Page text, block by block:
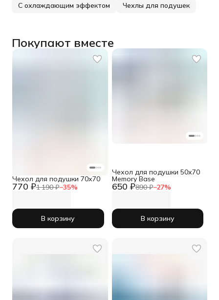
С охлаждающим эффектом Чехлы для подушек
Покупают вместе
770 ₽1 190 ₽−35%
Чехол для подушки 70х70
В корзину
650 ₽890 ₽−27%
Чехол для подушки 50х70
Memory Base
В корзину